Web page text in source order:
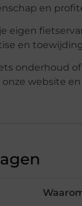
en
eigen
en
onderhoud
onze website